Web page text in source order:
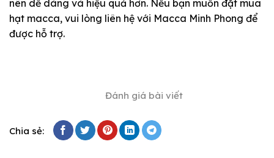
nên dễ dàng và hiệu quả hơn. Nếu bạn muốn đặt mua
hạt macca, vui lòng liên hệ với Macca Minh Phong để
được hỗ trợ.
Đánh giá bài viết
Chia sẻ: